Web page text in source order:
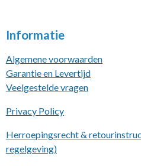
Informatie
Algemene voorwaarden
Garantie en Levertijd
Veelgestelde vragen
Privacy Policy
Herroepingsrecht &
regelgeving)